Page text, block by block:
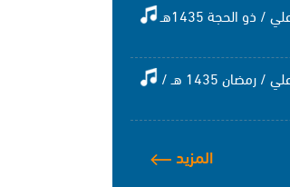
محمد صادق محمد علي / ذو الحجة 1435هـ
محمد صادق محمد علي / رمضان 1435 هـ /
المزيد